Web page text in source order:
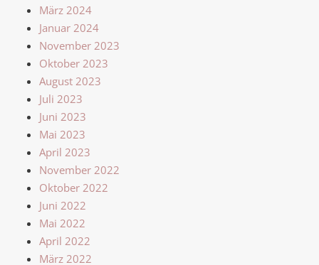
März 2024
Januar 2024
November 2023
Oktober 2023
August 2023
Juli 2023
Juni 2023
Mai 2023
April 2023
November 2022
Oktober 2022
Juni 2022
Mai 2022
April 2022
März 2022